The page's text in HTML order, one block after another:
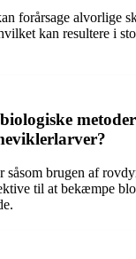
forårsage alvorlige
kan resultere i
såsom brugen af
til at bekæmpe